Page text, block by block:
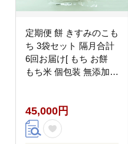
定期便 餅 きすみのこも
ち 3袋セット 隔月合計
6回お届け[ もち お餅
もち米 個包装 無添加
45,000円